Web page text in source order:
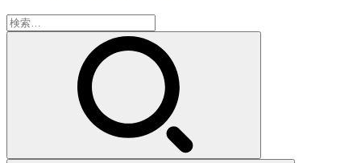
検
索: